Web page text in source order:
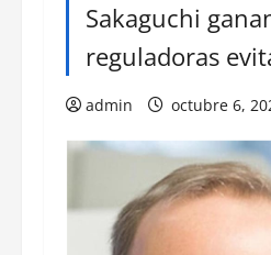
Sakaguchi
reguladoras
admin octubre 6,